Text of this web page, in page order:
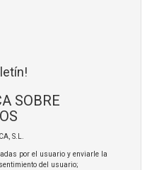
SOBRE
S.L.
por el usuario y enviarle la
del usuario;